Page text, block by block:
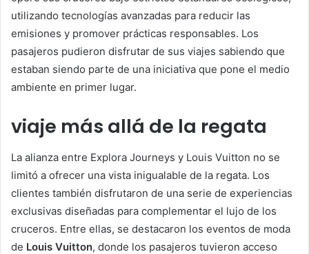
utilizando tecnologías avanzadas para reducir las
emisiones y promover prácticas responsables. Los
pasajeros pudieron disfrutar de sus viajes sabiendo que
estaban siendo parte de una iniciativa que pone el medio
ambiente en primer lugar.
viaje más allá de la regata
La alianza entre Explora Journeys y Louis Vuitton no se
limitó a ofrecer una vista inigualable de la regata. Los
clientes también disfrutaron de una serie de experiencias
exclusivas diseñadas para complementar el lujo de los
cruceros. Entre ellas, se destacaron los eventos de moda
de Louis Vuitton, donde los pasajeros tuvieron acceso